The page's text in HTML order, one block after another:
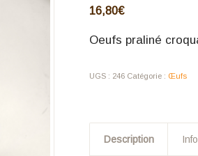
16,80€
Oeufs praliné
UGS : 246 Catégorie : Œufs
Description